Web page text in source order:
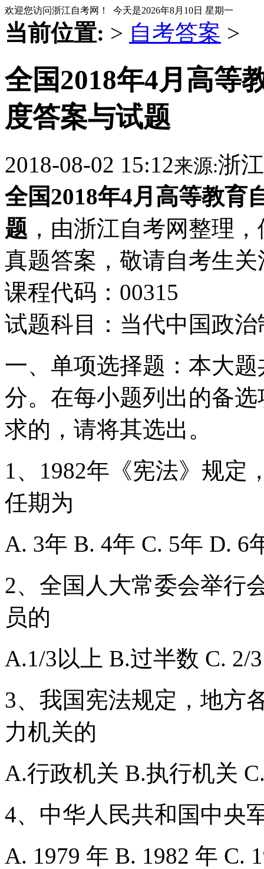
欢迎您访问浙江自考网！ 今天是2026年8月10日 星期一
当前位置: > 自考答案 >
全国2018年4月高等
度答案与试题
2018-08-02 15:12来源:浙
全国2018年4月高等教育
题 ，由浙江自考网整理
真题答案，敬请自考生
课程代码：00315
试题科目：当代中国政治
一、单项选择题：本大
分。在每小题列出的备
求的，请将其选出。
1、1982年《宪法》规定
任期为
A. 3年 B. 4年 C. 5年 D. 6
2、全国人大常委会举行
员的
A.1/3以上 B.过半数 C. 2/
3、我国宪法规定，地方
力机关的
A.行政机关 B.执行机关
4、中华人民共和国中央
A. 1979 年 B. 1982 年 C.